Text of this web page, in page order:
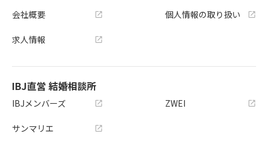
会社概要
求人情報
個人情報の取り扱い
IBJ直営 結婚相談所
IBJメンバーズ
サンマリエ
ZWEI